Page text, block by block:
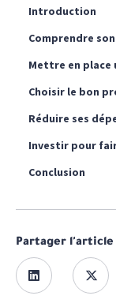
Introduction
Comprendre
Mettre en place
Choisir le bon
Réduire ses
Investir pour
Conclusion
Partager l'article